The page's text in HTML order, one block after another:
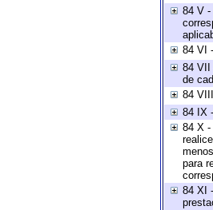
84 V -
84 VI
84 VII
de
84
84 IX
84 X -
para
84 XI